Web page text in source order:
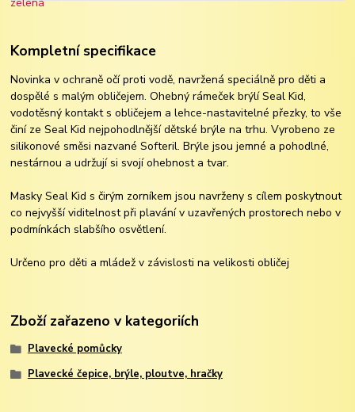
Kompletní specifikace
Novinka v ochraně očí proti vodě, navržená speciálně pro děti a
dospělé s malým obličejem. Ohebný rámeček brýlí Seal Kid,
vodotěsný kontakt s obličejem a lehce-nastavitelné přezky, to vše
činí ze Seal Kid nejpohodlnější dětské brýle na trhu. Vyrobeno ze
silikonové směsi nazvané Softeril. Brýle jsou jemné a pohodlné,
nestárnou a udržují si svojí ohebnost a tvar.
Masky Seal Kid s čirým zorníkem jsou navrženy s cílem poskytnout
co nejvyšší viditelnost při plavání v uzavřených prostorech nebo v
podmínkách slabšího osvětlení.
Určeno pro děti a mládež v závislosti na velikosti obličej
Zboží zařazeno v kategoriích
Plavecké pomůcky
Plavecké čepice, brýle, ploutve, hračky